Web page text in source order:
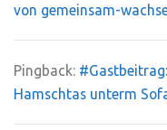
von gemeinsam-
Pingback:
Hamschtas unterm